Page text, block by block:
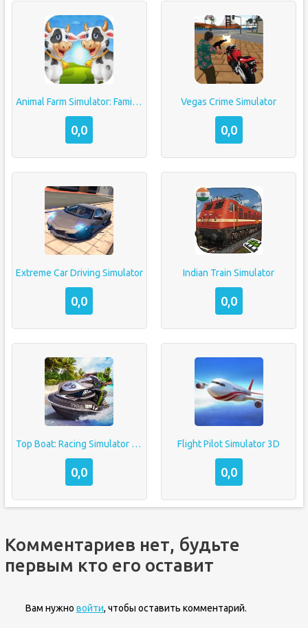
Animal Farm Simulator: Family Farming
0,0
Vegas Crime Simulator
0,0
Extreme Car Driving Simulator
0,0
Indian Train Simulator
0,0
Top Boat: Racing Simulator 3D
0,0
Flight Pilot Simulator 3D
0,0
Комментариев нет, будьте
первым кто его оставит
Вам нужно войти, чтобы оставить комментарий.